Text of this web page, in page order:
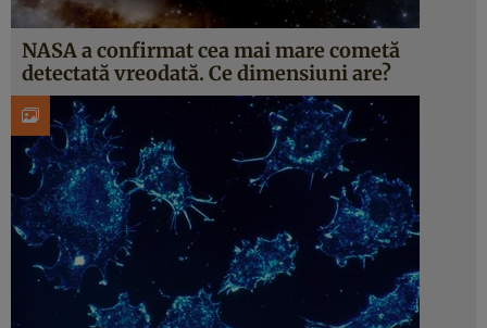
NASA a confirmat cea mai mare cometă
detectată vreodată. Ce dimensiuni are?